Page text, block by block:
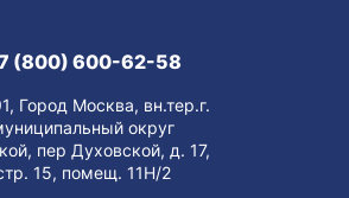
(800) 600-62-58
Город Москва, вн.тер.г.
округ
пер Духовской, д. 17,
15, помещ. 11Н/2